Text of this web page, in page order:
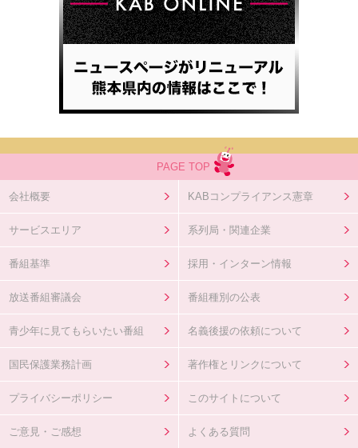
PAGE TOP
会社概要 KABコンプライアンス憲章
サービスエリア 系列局・関連企業
番組基準 採用・インターン情報
放送番組審議会 番組種別の公表
青少年に見てもらいたい番組 名義後援の依頼について
国民保護業務計画 著作権とリンクについて
プライバシーポリシー このサイトについて
ご意見・ご感想 よくある質問